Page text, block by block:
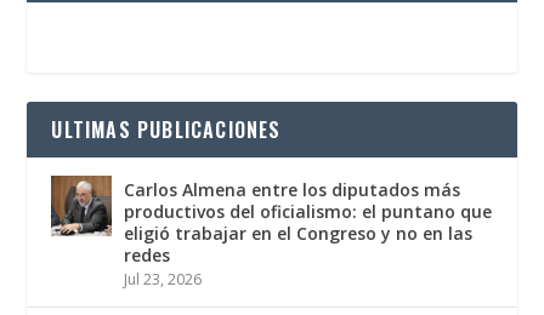
ULTIMAS PUBLICACIONES
Carlos Almena entre los diputados más
productivos del oficialismo: el puntano que
eligió trabajar en el Congreso y no en las
redes
Jul 23, 2026